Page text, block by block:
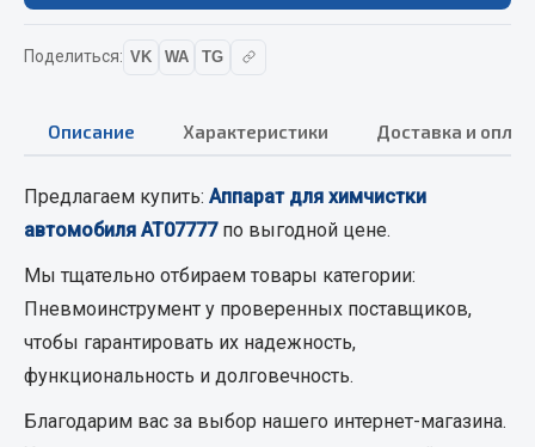
Смазочные материалы
Масла
Технические жидкости
Весь раздел
Болты
Гайки
Кольца стопорные
Пресс-масленки
Поделиться: VK WA TG
Описание Характеристики Доставка и
Предлагаем купить: Аппарат для химчистки
автомобиля AT07777по выгодной цене.
Мы тщательно отбираем товары категории:
Пневмоинструмент у проверенных поставщиков,
чтобы гарантировать их надежность,
функциональность и долговечность.
Благодарим вас за выбор нашего интернет-магазина.